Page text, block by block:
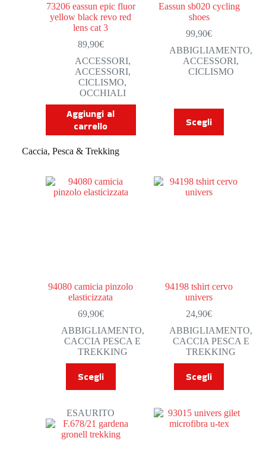
73206 eassun epic fluor
yellow black revo red
lens cat 3
89,90€
ACCESSORI,
ACCESSORI,
CICLISMO,
OCCHIALI
Aggiungi al
carrello
Eassun sb020 cycling
shoes
99,90€
ABBIGLIAMENTO,
ACCESSORI,
CICLISMO
Scegli
Caccia, Pesca & Trekking
94080 camicia pinzolo
elasticizzata
69,90€
ABBIGLIAMENTO,
CACCIA PESCA E
TREKKING
Scegli
94198 tshirt cervo
univers
24,90€
ABBIGLIAMENTO,
CACCIA PESCA E
TREKKING
Scegli
ESAURITO